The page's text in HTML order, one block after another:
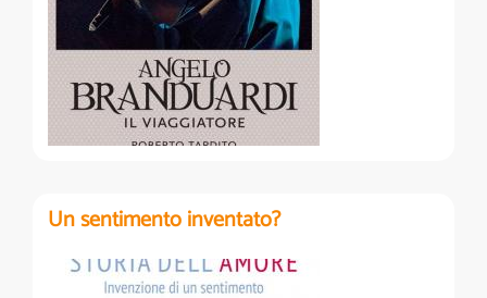
Un sentimento inventato?